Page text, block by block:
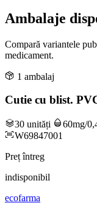
Ambalaje
Compară variantele
medicament.
1 ambalaj
Cutie cu blist.
30 unități 60mg/
W69847001
Preț întreg
indisponibil
ecofarma